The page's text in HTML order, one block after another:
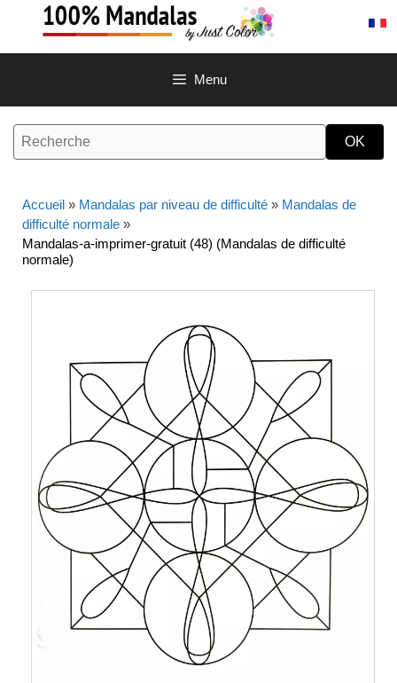
contenu
Menu
Accueil » Mandalas par niveau de difficulté » Mandalas de
difficulté normale »
Mandalas-a-imprimer-gratuit (48) (Mandalas de difficulté
normale)